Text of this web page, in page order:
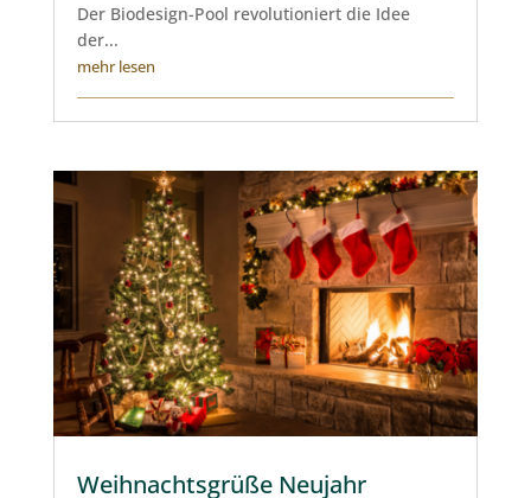
Der Biodesign-Pool revolutioniert die Idee
der...
mehr lesen
Weihnachtsgrüße Neujahr